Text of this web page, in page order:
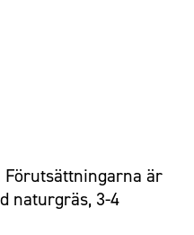
Förutsättningarna är
naturgräs, 3-4